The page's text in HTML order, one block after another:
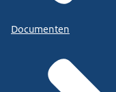
Documenten